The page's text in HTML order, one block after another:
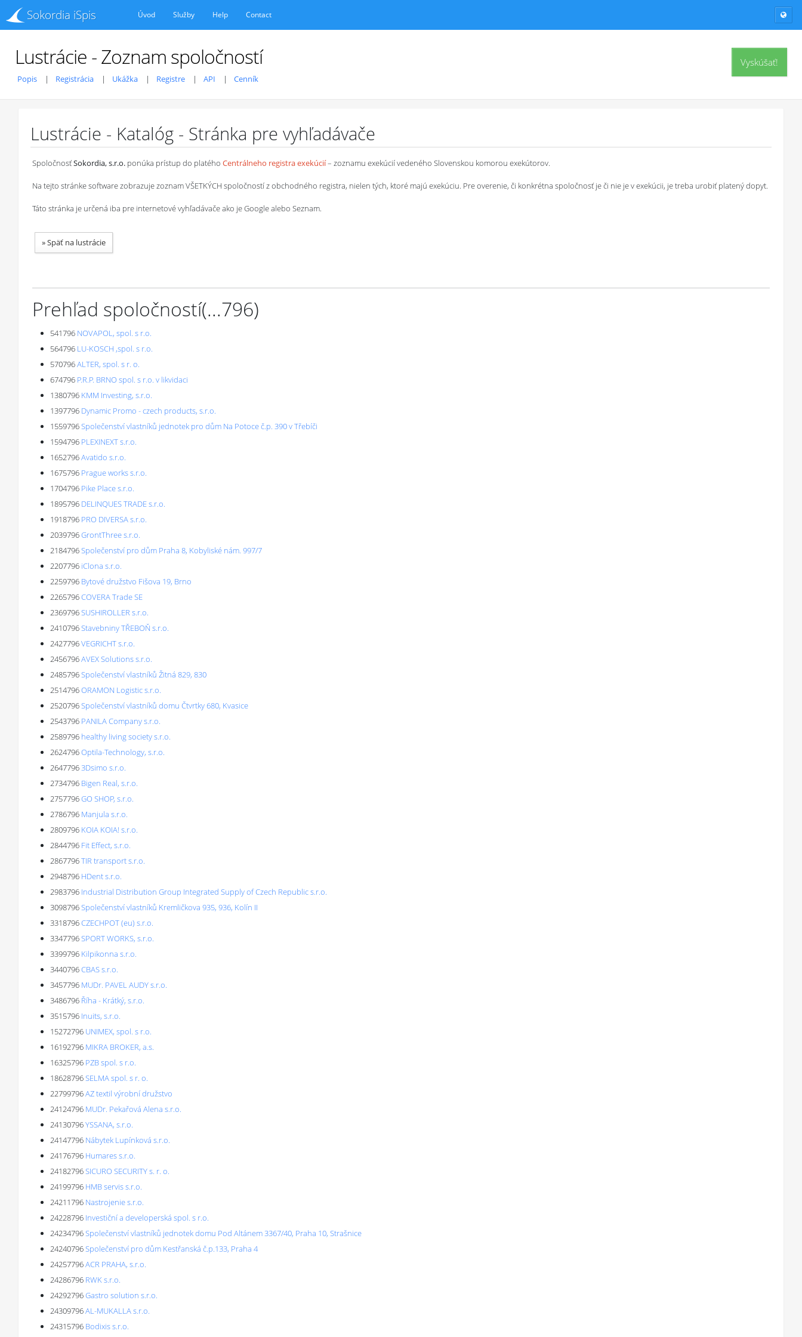
Sokordia iSpis Úvod Služby Help Contact
Vyskúšať!
Lustrácie - Zoznam spoločností
Popis Registrácia Ukážka Registre API Cenník
Lustrácie - Katalóg - Stránka pre vyhľadávače
SpoločnosťSokordia, s.r.o. ponúka prístup do platého Centrálneho registra exekúcií– zoznamu exekúcií vedeného Slovenskou komorou exekútorov.
Na tejto stránke software zobrazuje zoznam VŠETKÝCH spoločností z obchodného registra, nielen tých, ktoré majú exekúciu. Pre overenie, či konkrétna spoločnosť je či nie je v exekúcii, je treba urobiť platený dopyt.
Táto stránka je určená iba pre internetové vyhľadávače ako je Google alebo Seznam.
»Späť na lustrácie
Prehľad spoločností(...796)
541796 NOVAPOL, spol. s r.o.
564796 LU-KOSCH ,spol. s r.o.
570796ALTER, spol. s r. o.
674796 P.R.P. BRNO spol. s r.o. v likvidaci
1380796 KMM Investing, s.r.o.
1397796 Dynamic Promo - czech products, s.r.o.
1559796Společenství vlastníků jednotek pro dům Na Potoce č.p. 390 v Třebíči
1594796 PLEXINEXT s.r.o.
1652796Avatido s.r.o.
1675796 Prague works s.r.o.
1704796 Pike Place s.r.o.
1895796 DELINQUES TRADE s.r.o.
1918796 PRO DIVERSA s.r.o.
2039796GrontThree s.r.o.
2184796Společenství pro dům Praha 8, Kobyliské nám. 997/7
2207796 iClona s.r.o.
2259796 Bytové družstvo Fišova 19, Brno
2265796COVERA Trade SE
2369796SUSHIROLLER s.r.o.
2410796Stavebniny TŘEBOŇ s.r.o.
2427796VEGRICHT s.r.o.
2456796AVEX Solutions s.r.o.
2485796Společenství vlastníků Žitná 829, 830
2514796ORAMON Logistic s.r.o.
2520796Společenství vlastníků domu Čtvrtky 680, Kvasice
2543796 PANILA Company s.r.o.
2589796 healthy living society s.r.o.
2624796Optila-Technology, s.r.o.
26477963Dsimo s.r.o.
2734796 Bigen Real, s.r.o.
2757796GO SHOP, s.r.o.
2786796 Manjula s.r.o.
2809796 KOIA KOIA! s.r.o.
2844796 Fit Effect, s.r.o.
2867796TIR transport s.r.o.
2948796 HDent s.r.o.
2983796 Industrial Distribution Group Integrated Supply of Czech Republic s.r.o.
3098796Společenství vlastníků Kremličkova 935, 936, Kolín II
3318796CZECHPOT (eu) s.r.o.
3347796SPORT WORKS, s.r.o.
3399796 Kilpikonna s.r.o.
3440796CBAS s.r.o.
3457796 MUDr. PAVEL AUDY s.r.o.
3486796 Říha - Krátký, s.r.o.
3515796 Inuits, s.r.o.
15272796 UNIMEX, spol. s r.o.
16192796 MIKRA BROKER, a.s.
16325796 PZB spol. s r.o.
18628796SELMA spol. s r. o.
22799796AZ textil výrobní družstvo
24124796 MUDr. Pekařová Alena s.r.o.
24130796YSSANA, s.r.o.
24147796 Nábytek Lupínková s.r.o.
24176796 Humares s.r.o.
24182796SICURO SECURITY s. r. o.
24199796 HMB servis s.r.o.
24211796 Nastrojenie s.r.o.
24228796 Investiční a developerská spol. s r.o.
24234796Společenství vlastníků jednotek domu Pod Altánem 3367/40, Praha 10, Strašnice
24240796Společenství pro dům Kestřanská č.p.133, Praha 4
24257796ACR PRAHA, s.r.o.
24286796 RWK s.r.o.
24292796Gastro solution s.r.o.
24309796AL-MUKALLA s.r.o.
24315796 Bodixis s.r.o.